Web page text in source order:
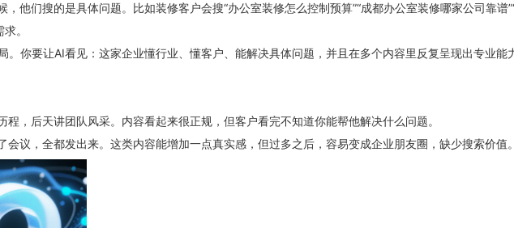
他们搜的是具体问题。比如装修客户会搜“办公室装修怎么控制预算”“成都办公室装修哪家公司靠谱
。
。你要让AI看见：这家企业懂行业、懂客户、能解决具体问题，并且在多个内容里反复呈现出专业
，后天讲团队风采。内容看起来很正规，但客户看完不知道你能帮他解决什么问题。
议，全都发出来。这类内容能增加一点真实感，但过多之后，容易变成企业朋友圈，缺少搜索价值。